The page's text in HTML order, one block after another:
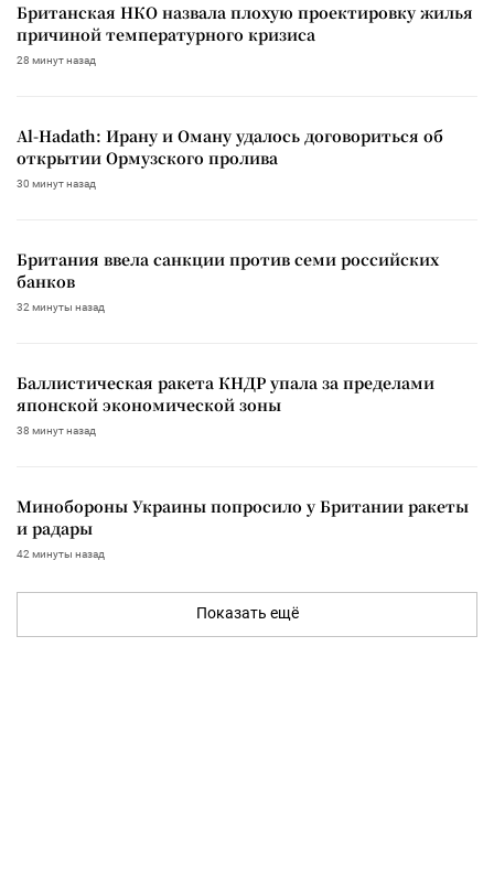
Британская НКО назвала плохую проектировку жилья
причиной температурного кризиса
28 минут назад
Al-Hadath: Ирану и Оману удалось договориться об
открытии Ормузского пролива
30 минут назад
Британия ввела санкции против семи российских
банков
32 минуты назад
Баллистическая ракета КНДР упала за пределами
японской экономической зоны
38 минут назад
Минобороны Украины попросило у Британии ракеты
и радары
42 минуты назад
Показать ещё